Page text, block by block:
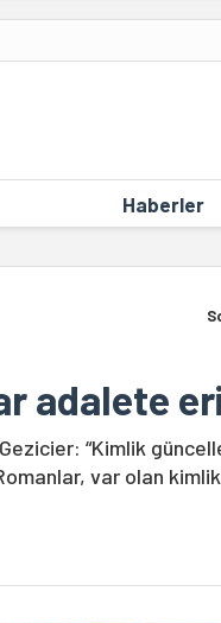
Haberler
adalete
“Kimlik
var olan